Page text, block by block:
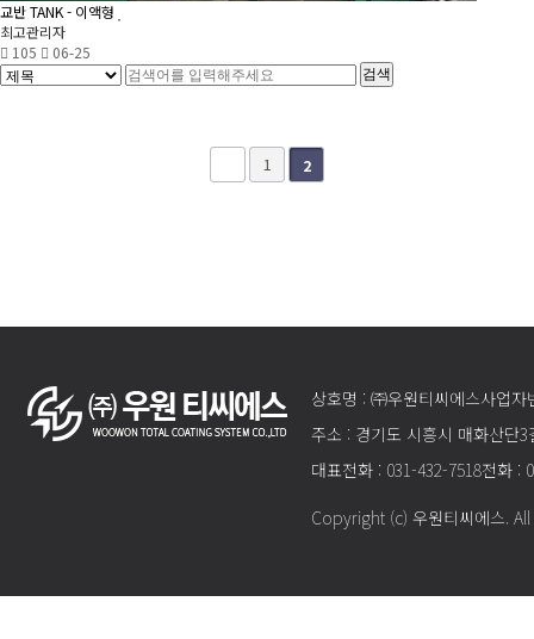
교반 TANK - 이액형
최고관리자
105
06-25
1 2
상호명 : ㈜우원티씨에스사업자
주소 : 경기도 시흥시 매화산단
대표전화 : 031-432-7518전화 :
Copyright (c) 우원티씨에스.